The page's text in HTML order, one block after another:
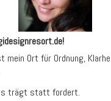
mein Ort für Ordnung,
trägt statt fordert.